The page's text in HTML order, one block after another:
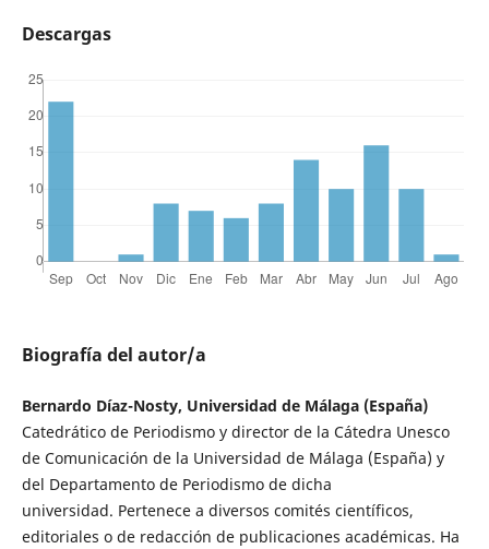
Descargas
Biografía del autor/a
Bernardo Díaz-Nosty, Universidad de Málaga (España)
Catedrático de Periodismo y director de la Cátedra Unesco
de Comunicación de la Universidad de Málaga (España) y
del Departamento de Periodismo de dicha
universidad. Pertenece a diversos comités científicos,
editoriales o de redacción de publicaciones académicas. Ha